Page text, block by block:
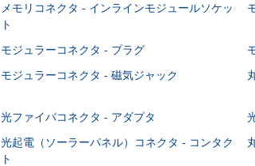
メモリコネクタ - インラインモジュールソケッ
ト
モジュラーコネクタ - プラグ
モジュラーコネクタ - 磁気ジャック
光ファイバコネクタ - アダプタ
光起電（ソーラーパネル）コネクタ - コンタク
ト